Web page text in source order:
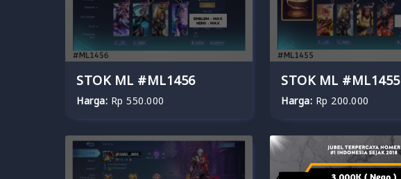
STOK ML #ML1456
Harga: Rp 550.000
STOK ML #ML1455
Harga: Rp 200.000